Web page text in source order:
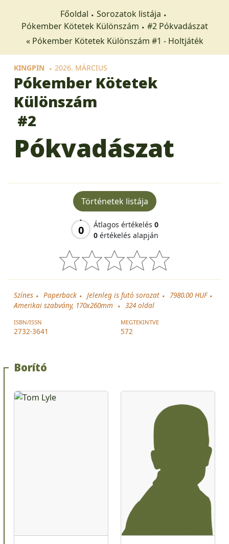
Főoldal
Sorozatok listája
Pókember Kötetek Különszám
#2 Pókvadászat
« Pókember Kötetek Különszám #1 - Holtjáték
KINGPIN 2026. MÁRCIUS
Pókember Kötetek
Különszám
#2
Pókvadászat
Történetek listája
0 Átlagos értékelés 0
0 értékelés alapján
Színes Paperback Jelenleg is futó sorozat
7980.00 HUF
Amerikai szabvány, 170x260mm
324oldal
ISBN/ISSN
2732-3641
MEGTEKINTVE
572
Borító